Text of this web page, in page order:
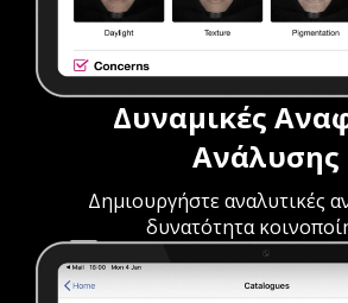
Δυναμικές
Ανάλυσης
Δημιουργήστε αναλυτικές
δυνατότητα